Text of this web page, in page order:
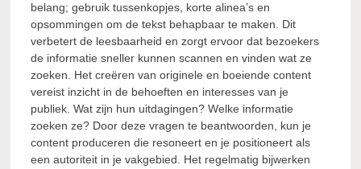
belang; gebruik tussenkopjes, korte alinea’s en
opsommingen om de tekst behapbaar te maken. Dit
verbetert de leesbaarheid en zorgt ervoor dat bezoekers
de informatie sneller kunnen scannen en vinden wat ze
zoeken. Het creëren van originele en boeiende content
vereist inzicht in de behoeften en interesses van je
publiek. Wat zijn hun uitdagingen? Welke informatie
zoeken ze? Door deze vragen te beantwoorden, kun je
content produceren die resoneert en je positioneert als
een autoriteit in je vakgebied. Het regelmatig bijwerken